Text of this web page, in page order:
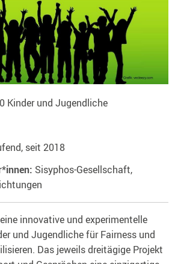
Kinder und Jugendliche
seit 2018
Sisyphos-Gesellschaft,
innovative und experimentelle
und Jugendliche für Fairness und
Das jeweils dreitägige Projekt